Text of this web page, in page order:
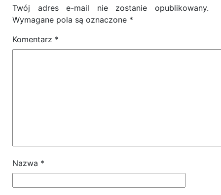
Twój adres e-mail nie zostanie opublikowany.
Wymagane pola są oznaczone *
Komentarz *
Nazwa *